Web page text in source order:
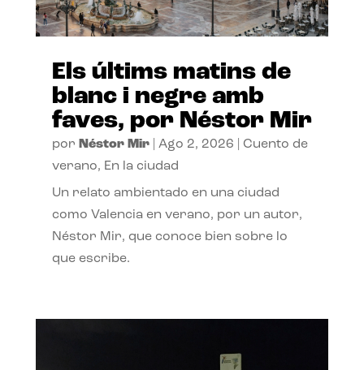
Els últims matins de
blanc i negre amb
faves, por Néstor Mir
por Néstor Mir| Ago 2, 2026
Cuento de
verano, En la ciudad
Un relato ambientado en una ciudad
como Valencia en verano, por un autor,
Néstor Mir, que conoce bien sobre lo
que escribe.